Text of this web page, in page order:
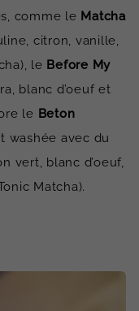
comme le Matcha
citron, vanille,
le Before My
blanc d’oeuf et
le Beton
washée avec du
vert, blanc d’oeuf,
Matcha).